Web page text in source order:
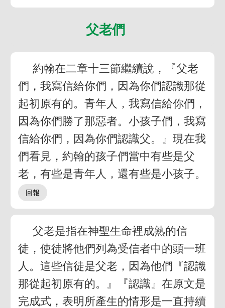
父老們
約翰在二章十三節繼續說，『父老
們，我寫信給你們，因為你們認識那從
起初原有的。青年人，我寫信給你們，
因為你們勝了那惡者。小孩子們，我寫
信給你們，因為你們認識父。』現在我
們看見，約翰的孩子們當中有些是父
老，有些是青年人，還有些是小孩子。
父老是指在神聖生命裡成熟的信
徒，使徒將他們列為受信者中的頭一班
人。這些信徒是父老，因為他們『認識
那從起初原有的。』『認識』在原文是
完成式，表明所產生的情形是一直持續